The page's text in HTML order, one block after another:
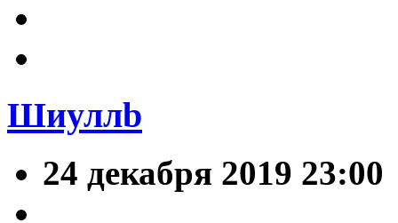
Шиуллb
24 декабря 2019 23:00